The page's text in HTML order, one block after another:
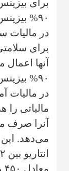
برای
۹۰% بیزینس‌ها کاهش داده شده است.
در مالیات
برای
آنها
۹۰% بیزینس‌ها به صفر تقلیل می‌یابد.
در مالیات
مالیاتی
می‌دهد.